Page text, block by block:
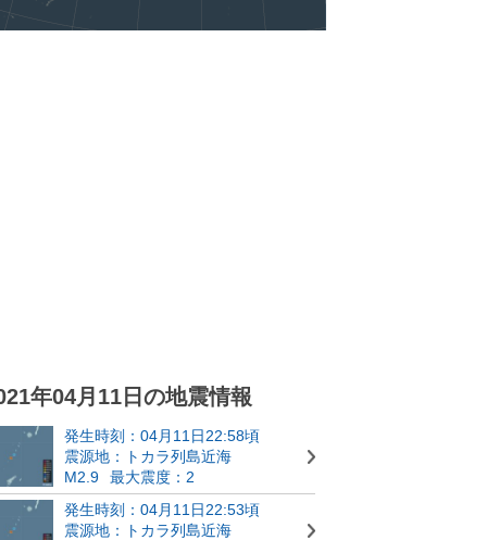
年04月11日の地震情報
発生時刻：04月11日22:58頃
震源地：トカラ列島近海
M2.9
最大震度：2
発生時刻：04月11日22:53頃
震源地：トカラ列島近海